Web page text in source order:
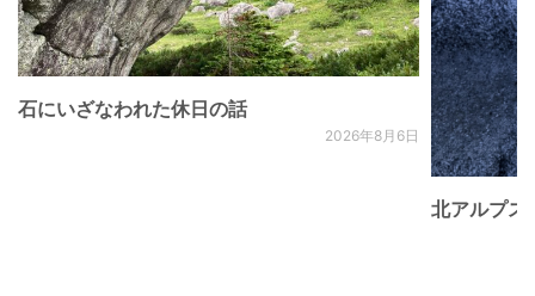
石にいざなわれた休日の話
2026年8月6日
北アルプ